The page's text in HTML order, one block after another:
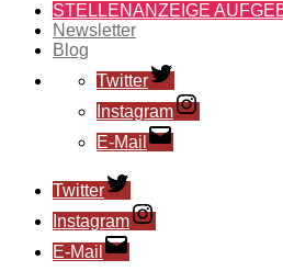
STELLENANZEIGE
Newsletter
Blog
Twitter
Instagram
E-Mail
Twitter
Instagram
E-Mail